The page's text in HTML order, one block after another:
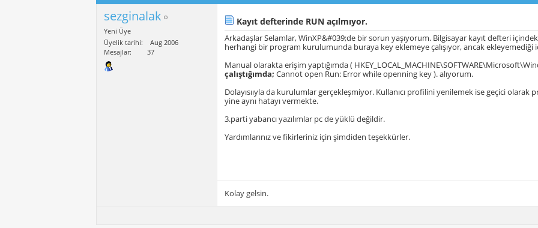
sezginalak
Yeni Üye
Üyelik tarihi
Aug 2006
Mesajlar
37
Kayıt defterinde RUN açılmıyor.
Arkadaşlar Selamlar, WinXP&#039;de bir sorun yaşıyorum. Bilgisayar kayıt defteri
herhangi bir program kurulumunda buraya key eklemeye çalışıyor, ancak ekleyemediği
Manual olarakta erişim yaptığımda (
çalıştığımda; Cannot open Run: Error while openning key ). alıyorum.
Dolayısııyla da kurulumlar gerçekleşmiyor. Kullanıcı profilini yenilemek ise geçici
yine aynı hatayı vermekte.
3.parti yabancı yazılımlar pc de yüklü değildir.
Yardımlarınız ve fikirleriniz için şimdiden teşekkürler.
Kolay gelsin.